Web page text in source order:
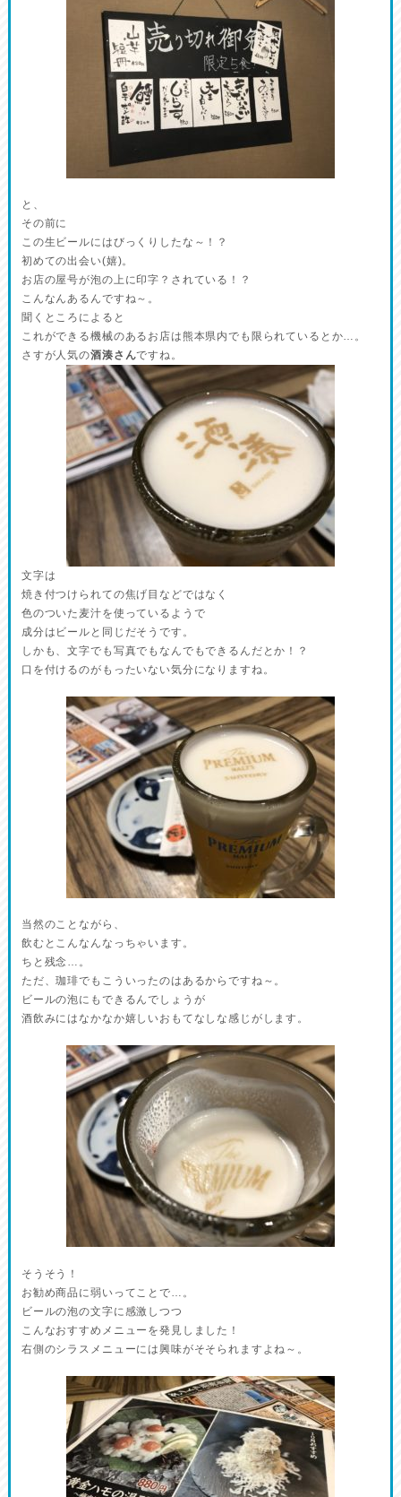
と、
その前に
この生ビールにはびっくりしたな～！？
初めての出会い(嬉)。
お店の屋号が泡の上に印字？されている！？
こんなんあるんですね～。
聞くところによると
これができる機械のあるお店は熊本県内でも限られているとか…。
さすが人気の酒湊さんですね。
文字は
焼き付つけられての焦げ目などではなく
色のついた麦汁を使っているようで
成分はビールと同じだそうです。
しかも、文字でも写真でもなんでもできるんだとか！？
口を付けるのがもったいない気分になりますね。
当然のことながら、
飲むとこんなんなっちゃいます。
ちと残念…。
ただ、珈琲でもこういったのはあるからですね～。
ビールの泡にもできるんでしょうが
酒飲みにはなかなか嬉しいおもてなしな感じがします。
そうそう！
お勧め商品に弱いってことで…。
ビールの泡の文字に感激しつつ
こんなおすすめメニューを発見しました！
右側のシラスメニューには興味がそそられますよね～。